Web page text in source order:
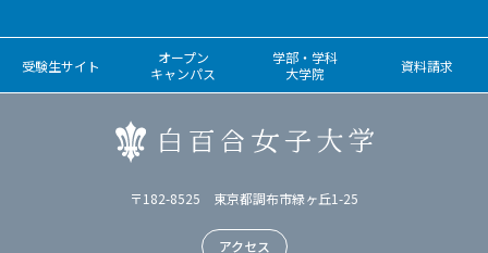
受験生サイト
オープン
キャンパス
学部・学科
大学院
資料請求
〒182-8525 東京都調布市緑ヶ丘1-25
アクセス